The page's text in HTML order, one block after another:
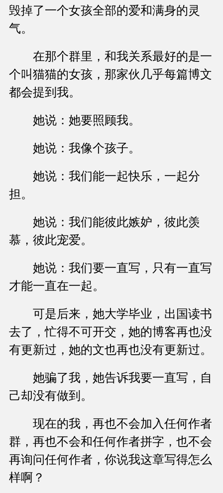
毁掉了一个女孩全部的爱和满身的灵
气。
在那个群里，和我关系最好的是一
个叫猫猫的女孩，那家伙几乎每篇博文
都会提到我。
她说：她要照顾我。
她说：我像个孩子。
她说：我们能一起快乐，一起分
担。
她说：我们能彼此嫉妒，彼此羡
慕，彼此宠爱。
她说：我们要一直写，只有一直写
才能一直在一起。
可是后来，她大学毕业，出国读书
去了，忙得不可开交，她的博客再也没
有更新过，她的文也再也没有更新过。
她骗了我，她告诉我要一直写，自
己却没有做到。
现在的我，再也不会加入任何作者
群，再也不会和任何作者拼字，也不会
再询问任何作者，你说我这章写得怎么
样啊？